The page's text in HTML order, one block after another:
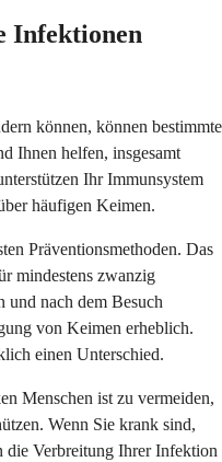
Infektionen
können, können bestimmte
Ihnen helfen, insgesamt
Ihr Immunsystem
häufigen Keimen.
Präventionsmethoden. Das
mindestens zwanzig
und nach dem Besuch
von Keimen erheblich.
einen Unterschied.
Menschen ist zu vermeiden,
Wenn Sie krank sind,
die Verbreitung Ihrer Infektion